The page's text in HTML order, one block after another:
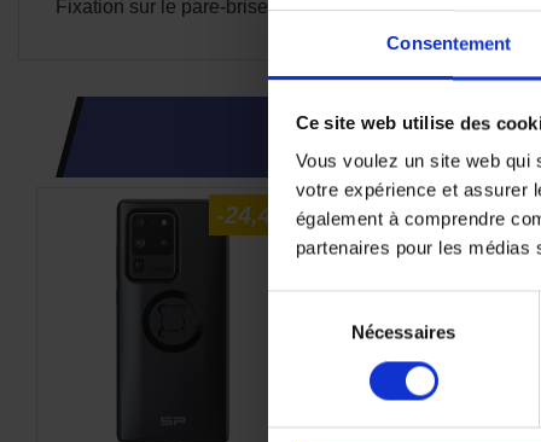
Consentement
Ce site web utilise des
Vous voulez un site web
votre expérience et assurer
également à comprendre
partenaires pour les médias
consentement
Nécessaires
Fixation sur le pare-brise de votre voiture
-24,4%